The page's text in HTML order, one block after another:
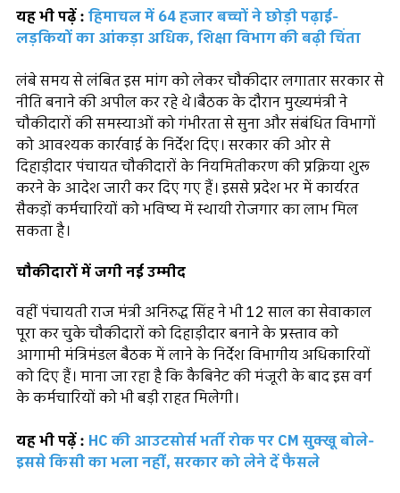
यह भी पढ़ें : हिमाचल में 64 हजार बच्चों ने छोड़ी पढ़ाई-
लड़कियों का आंकड़ा अधिक, शिक्षा विभाग की बढ़ी चिंता
लंबे समय से लंबित इस मांग को लेकर चौकीदार लगातार सरकार से
नीति बनाने की अपील कर रहे थे।बैठक के दौरान मुख्यमंत्री ने
चौकीदारों की समस्याओं को गंभीरता से सुना और संबंधित विभागों
को आवश्यक कार्रवाई के निर्देश दिए। सरकार की ओर से
दिहाड़ीदार पंचायत चौकीदारों के नियमितीकरण की प्रक्रिया शुरू
करने के आदेश जारी कर दिए गए हैं। इससे प्रदेश भर में कार्यरत
सैकड़ों कर्मचारियों को भविष्य में स्थायी रोजगार का लाभ मिल
सकता है।
चौकीदारों में जगी नई उम्मीद
वहीं पंचायती राज मंत्री अनिरुद्ध सिंह ने भी 12 साल का सेवाकाल
पूरा कर चुके चौकीदारों को दिहाड़ीदार बनाने के प्रस्ताव को
आगामी मंत्रिमंडल बैठक में लाने के निर्देश विभागीय अधिकारियों
को दिए हैं। माना जा रहा है कि कैबिनेट की मंजूरी के बाद इस वर्ग
के कर्मचारियों को भी बड़ी राहत मिलेगी।
यह भी पढ़ें : HC की आउटसोर्स भर्ती रोक पर CM सुक्खू बोले-
इससे किसी का भला नहीं, सरकार को लेने दें फैसले